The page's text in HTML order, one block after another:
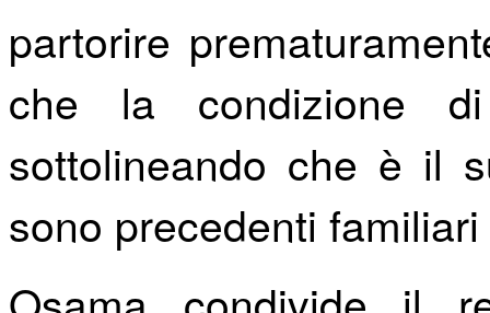
partorire
che la condizione
sottolineando che è il
sono precedenti